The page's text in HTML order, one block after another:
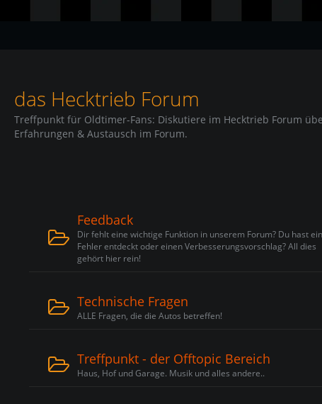
das Hecktrieb Forum
Treffpunkt für Oldtimer-Fans: Diskutiere im Hecktrieb Forum
Erfahrungen & Austausch im Forum.
Feedback
Dir fehlt eine wichtige Funktion in unserem Forum? Du hast
Fehler entdeckt oder einen Verbesserungsvorschlag? All dies
gehört hier rein!
Technische Fragen
ALLE Fragen, die die Autos betreffen!
Treffpunkt - der Offtopic Bereich
Haus, Hof und Garage. Musik und alles andere..